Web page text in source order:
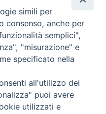
simili per
consenso, anche per
semplici",
"misurazione" e
specificato nella
all'utilizzo dei
puoi avere
utilizzati e